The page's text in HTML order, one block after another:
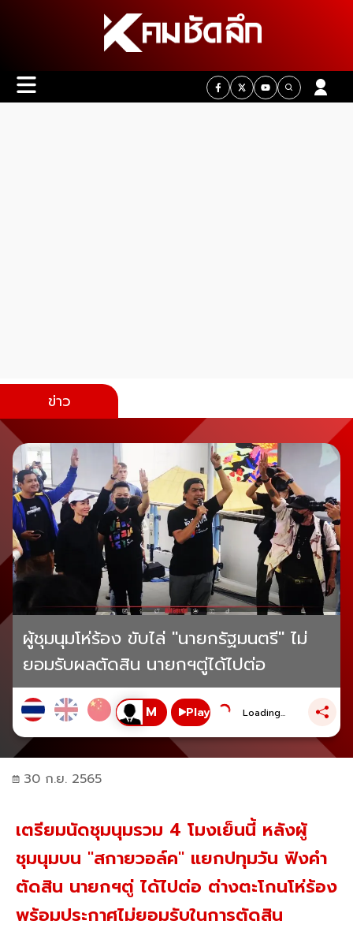
ข่าว
ผู้ชุมนุมโห่ร้อง ขับไล่ "นายกรัฐมนตรี" ไม่
ยอมรับผลตัดสิน นายกฯตู่ได้ไปต่อ
Play Loading...
30 ก.ย. 2565
เตรียมนัดชุมนุมรวม 4 โมงเย็นนี้ หลังผู้
ชุมนุมบน "สกายวอล์ค" แยกปทุมวัน ฟังคำ
ตัดสิน นายกฯตู่ ได้ไปต่อ ต่างตะโกนโห่ร้อง
พร้อมประกาศไม่ยอมรับในการตัดสิน